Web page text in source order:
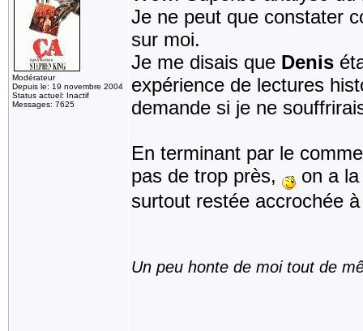
Modérateur
Depuis le: 19 novembre 2004
Status actuel: Inactif
Messages: 7625
Je ne peut que constater
sur moi.
Je me disais que Denis
expérience de lectures
demande si je ne
En terminant par le
pas de trop près,
on a
surtout restée accrochée
Un peu honte de moi tout de